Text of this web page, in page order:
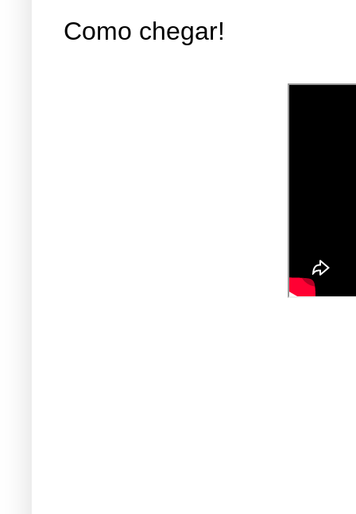
Como chegar!